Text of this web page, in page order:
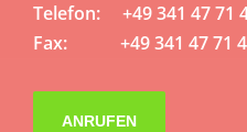
Telefon: +49 341 47 71
Fax: +49 341 47 71
ANRUFEN